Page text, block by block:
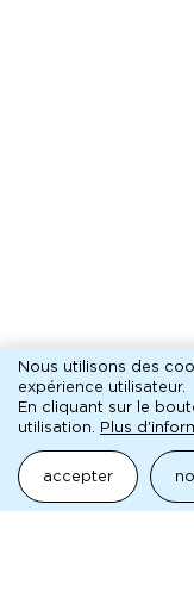
Nous utilisons des
expérience utilisateur.
En cliquant sur le
utilisation.
Plus
accepter